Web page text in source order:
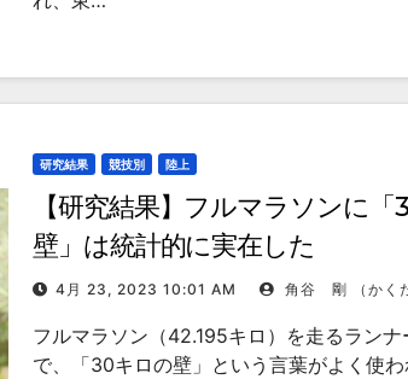
研究結果 競技別 陸上
【研究結果】フルマラソンに「
壁」は統計的に実在した
4月 23, 2023 10:01 AM 角谷 剛 （かく
フルマラソン（42.195キロ）を走るランナ
で、「30キロの壁」という言葉がよく使